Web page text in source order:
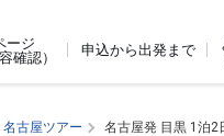
ージ
確認）
申込から出発まで
古屋ツアー 名古屋発 目黒 1泊2